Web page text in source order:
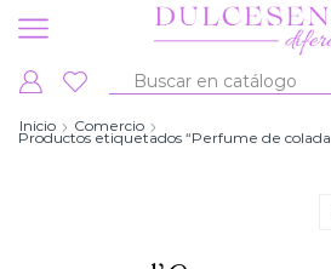
Inicio Comercio
Productos etiquetados “Perfume de